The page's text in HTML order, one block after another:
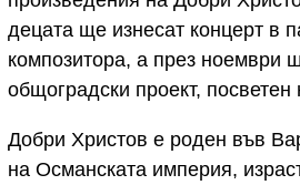
децата ще изнесат концерт в
композитора, а през ноември
общоградски проект,
Добри Христов е роден във
на Османската империя,